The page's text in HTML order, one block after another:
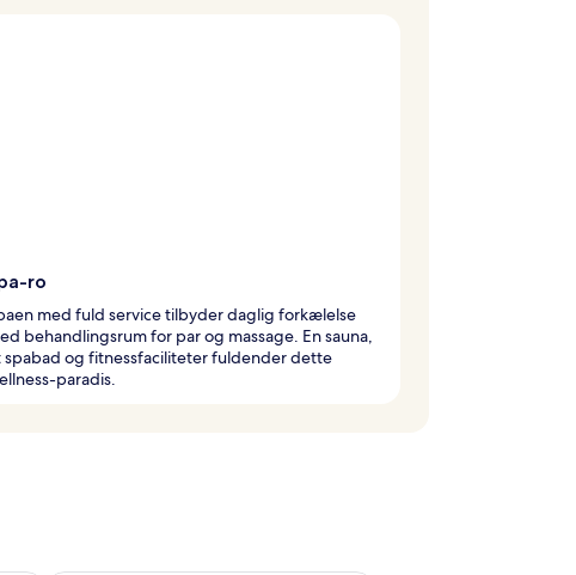
ro
med fuld service tilbyder daglig forkælelse
behandlingsrum for par og massage. En sauna,
spabad og fitnessfaciliteter fuldender dette
paradis.